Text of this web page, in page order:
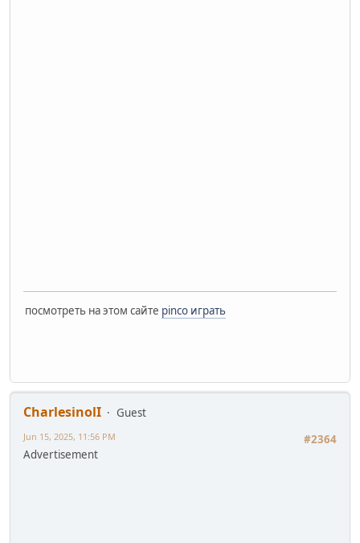
посмотреть на этом сайте pinco играть
CharlesinolI
Guest
#2364
Jun 15, 2025, 11:56 PM
Advertisement